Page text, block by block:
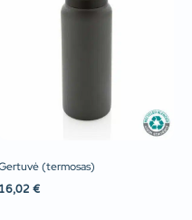
(termosas)
16,02 €